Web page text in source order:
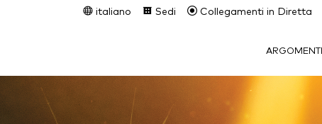
italiano Sedi Collegamenti in Diretta
ARGOMENTI